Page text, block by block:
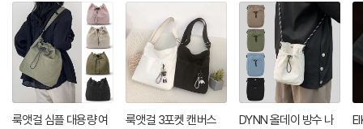
룩앳걸 심플 대용량 여
룩앳걸 3포켓 캔버스
DYNN 올데이 방수 나